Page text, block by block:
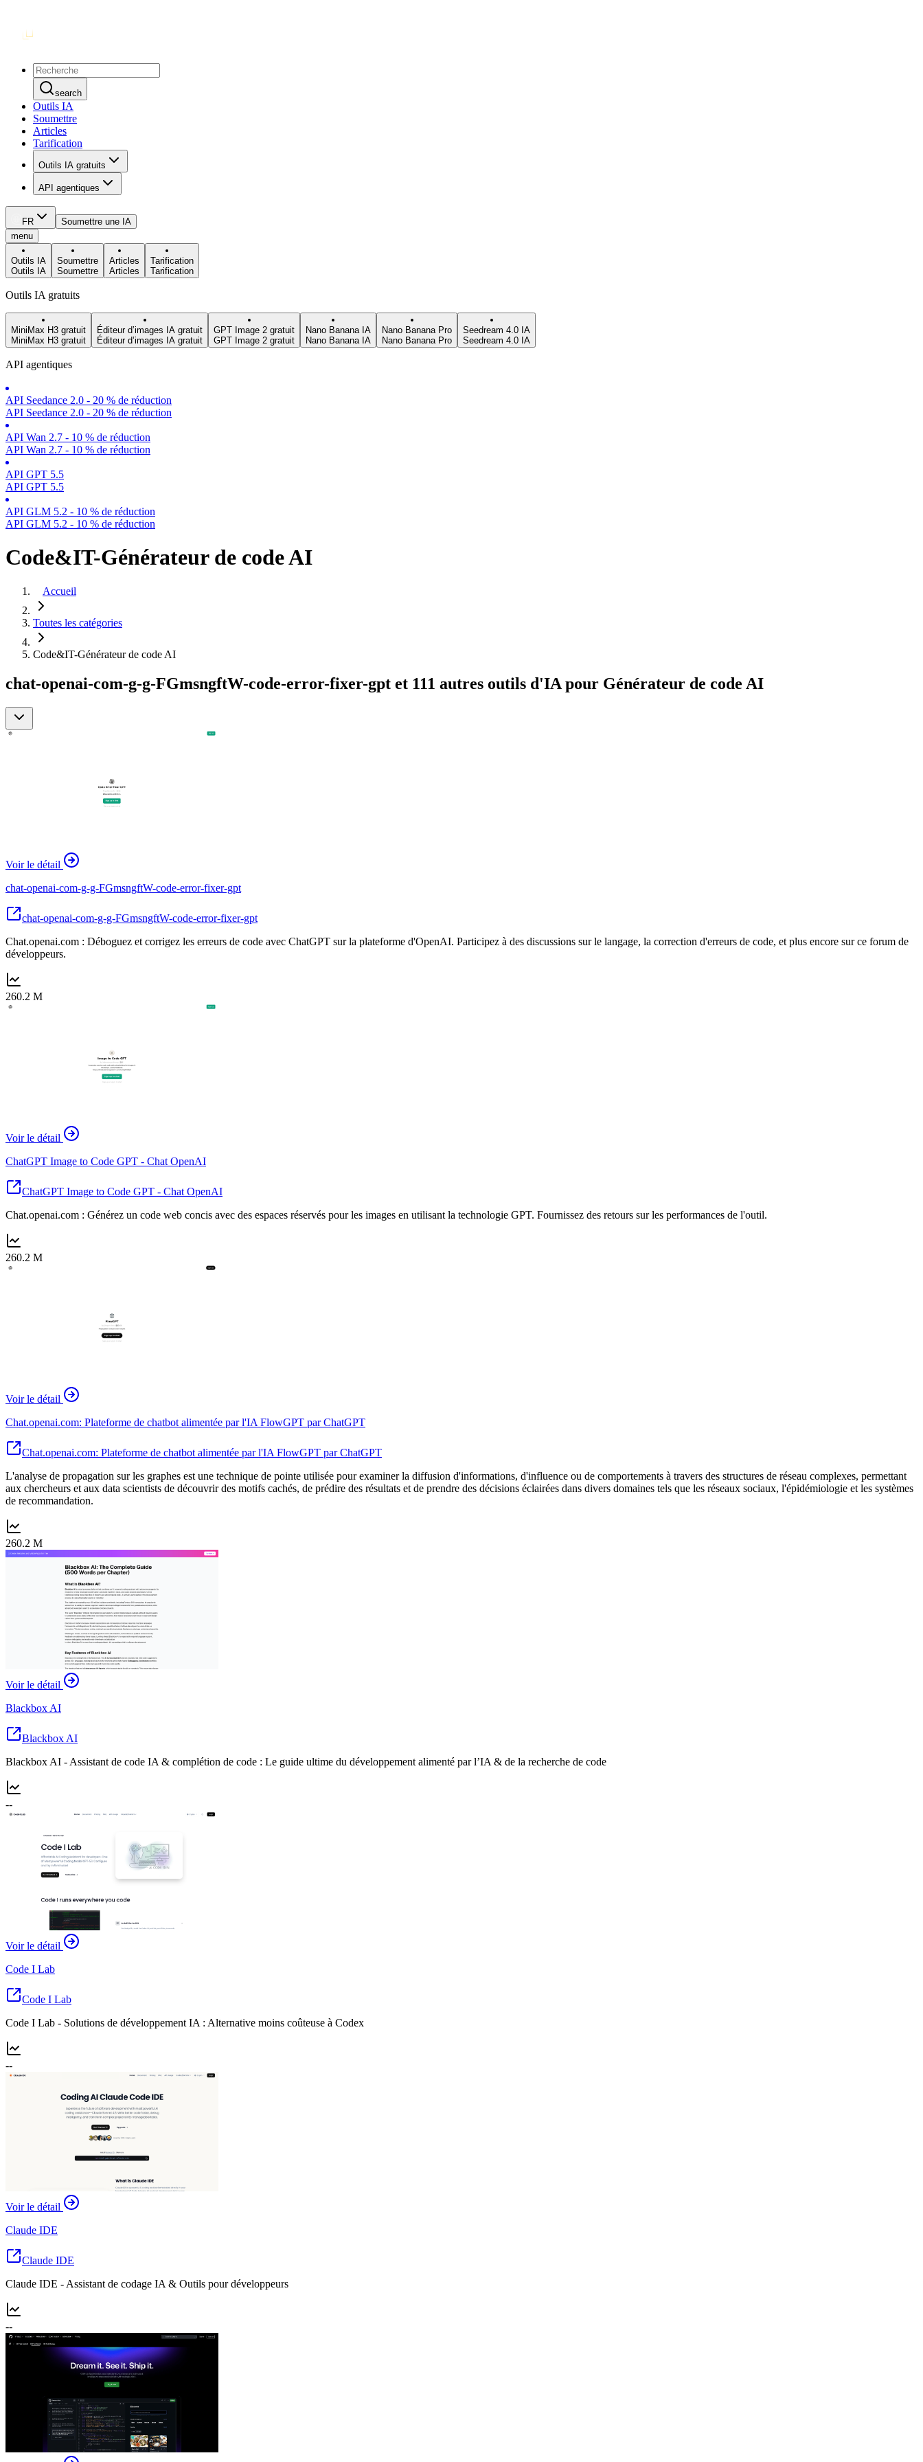
search
Outils IA
Soumettre
Articles
Tarification
Outils IA gratuits
API agentiques
FR
Soumettre une IA
menu
Outils IA
Outils IA
Soumettre
Soumettre
Articles
Articles
Tarification
Tarification
Outils IA gratuits
MiniMax H3 gratuit
MiniMax H3 gratuit
Éditeur d’images IA gratuit
Éditeur d’images IA gratuit
GPT Image 2 gratuit
GPT Image 2 gratuit
Nano Banana IA
Nano Banana IA
Nano Banana Pro
Nano Banana Pro
Seedream 4.0 IA
Seedream 4.0 IA
API agentiques
API Seedance 2.0 - 20 % de réduction
API Seedance 2.0 - 20 % de réduction
API Wan 2.7 - 10 % de réduction
API Wan 2.7 - 10 % de réduction
API GPT 5.5
API GPT 5.5
API GLM 5.2 - 10 % de réduction
API GLM 5.2 - 10 % de réduction
Code&IT-Générateur de code AI
Accueil
Toutes les catégories
Code&IT-Générateur de code AI
chat-openai-com-g-g-FGmsngftW-code-error-fixer-gpt et 111 autres outils d'IA pour Générateur de code AI
Voir le détail
chat-openai-com-g-g-FGmsngftW-code-error-fixer-gpt
chat-openai-com-g-g-FGmsngftW-code-error-fixer-gpt
Chat.openai.com : Déboguez et corrigez les erreurs de code avec ChatGPT sur la plateforme d'OpenAI. Participez à des discussions sur le langage, la correction d'erreurs de code, et plus encore sur ce forum de
développeurs.
260.2 M
Voir le détail
ChatGPT Image to Code GPT - Chat OpenAI
ChatGPT Image to Code GPT - Chat OpenAI
Chat.openai.com : Générez un code web concis avec des espaces réservés pour les images en utilisant la technologie GPT. Fournissez des retours sur les performances de l'outil.
260.2 M
Voir le détail
Chat.openai.com: Plateforme de chatbot alimentée par l'IA FlowGPT par ChatGPT
Chat.openai.com: Plateforme de chatbot alimentée par l'IA FlowGPT par ChatGPT
L'analyse de propagation sur les graphes est une technique de pointe utilisée pour examiner la diffusion d'informations, d'influence ou de comportements à travers des structures de réseau complexes, permettant
aux chercheurs et aux data scientists de découvrir des motifs cachés, de prédire des résultats et de prendre des décisions éclairées dans divers domaines tels que les réseaux sociaux, l'épidémiologie et les systèmes
de recommandation.
260.2 M
Voir le détail
Blackbox AI
Blackbox AI
Blackbox AI - Assistant de code IA & complétion de code : Le guide ultime du développement alimenté par l’IA & de la recherche de code
--
Voir le détail
Code I Lab
Code I Lab
Code I Lab - Solutions de développement IA : Alternative moins coûteuse à Codex
--
Voir le détail
Claude IDE
Claude IDE
Claude IDE - Assistant de codage IA & Outils pour développeurs
--